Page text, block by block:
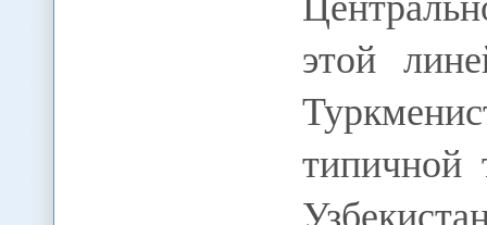
этой
типичной